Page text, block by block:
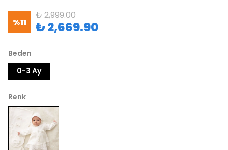
%11
₺ 2,999.00
₺ 2,669.90
Beden
0-3 Ay
Renk